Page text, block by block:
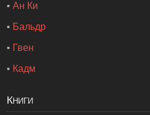
•Ан Ки
• Бальдр
• Гвен
• Кадм
Книги